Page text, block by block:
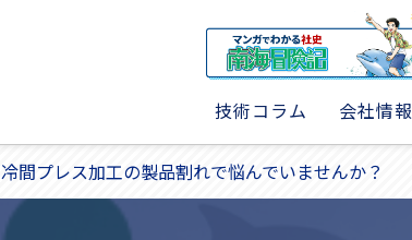
技術コラム 会社情報
冷間プレス加工の製品割れで悩んでいませんか？